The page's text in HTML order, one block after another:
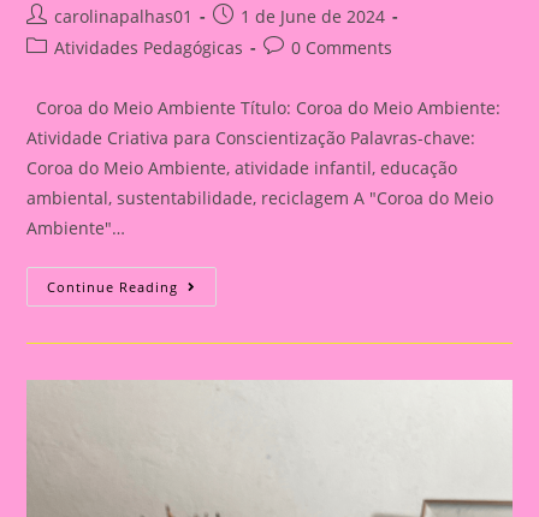
Post
author:
carolinapalhas01
Post
published:
1 de June de 2024
PostAtividades Pedagógicas
Post0 Comments
Coroa do Meio Ambiente Título: Coroa do Meio Ambiente:
Atividade Criativa para Conscientização Palavras-chave:
Coroa do Meio Ambiente, atividade infantil, educação
ambiental, sustentabilidade, reciclagem A "Coroa do Meio
Ambiente"…
Continue Reading Coroa
Do